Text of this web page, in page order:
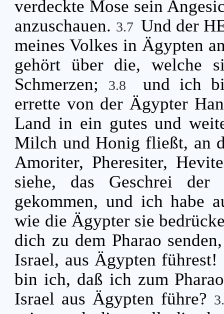
verdeckte Mose sein
anzuschauen. 3.7 Und der
meines Volkes in Ägypten
gehört über die, welche
Schmerzen;
3.8
und ich
errette von der Ägypter
Land in ein gutes und
Milch und Honig fließt, an
Amoriter, Pheresiter,
siehe, das Geschrei
gekommen, und ich habe
wie die Ägypter sie
dich zu dem Pharao
Israel, aus Ägypten führest!
bin ich, daß ich zum
Israel aus Ägypten führe?